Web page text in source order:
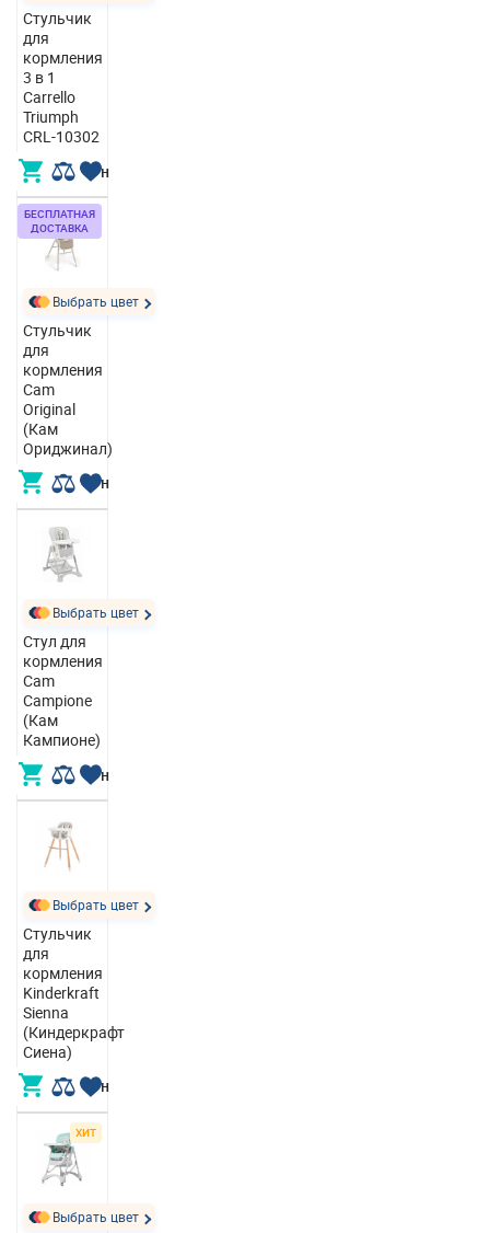
Стульчик
для
кормления
3 в 1
Carrello
Triumph
CRL-10302
7 014,00 грн
БЕСПЛАТНАЯ
ДОСТАВКА
Выбрать цвет
Стульчик
для
кормления
Cam
Original
(Кам
Ориджинал)
7 500,00 грн
Выбрать цвет
Стул для
кормления
Cam
Campione
(Кам
Кампионе)
5 049,00 грн
Выбрать цвет
Стульчик
для
кормления
Kinderkraft
Sienna
(Киндеркрафт
Сиена)
3 690,00 грн
ХИТ
Выбрать цвет